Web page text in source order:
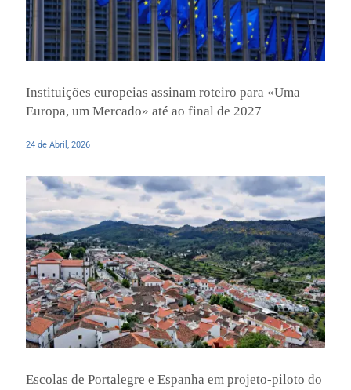
Instituições europeias assinam roteiro para «Uma
Europa, um Mercado» até ao final de 2027
24 de Abril, 2026
Escolas de Portalegre e Espanha em projeto-piloto do